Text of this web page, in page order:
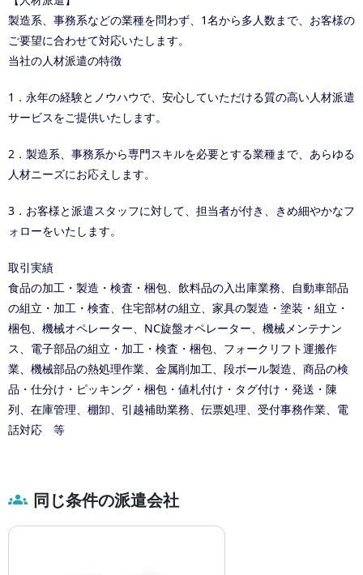
製造系、事務系などの業種を問わず、1名から多人数まで、お客様の
ご要望に合わせて対応いたします。
当社の人材派遣の特徴
1．永年の経験とノウハウで、安心していただける質の高い人材派遣
サービスをご提供いたします。
2．製造系、事務系から専門スキルを必要とする業種まで、あらゆる
人材ニーズにお応えします。
3．お客様と派遣スタッフに対して、担当者が付き、きめ細やかなフ
ォローをいたします。
取引実績
食品の加工・製造・検査・梱包、飲料品の入出庫業務、自動車部品
の組立・加工・検査、住宅部材の組立、家具の製造・塗装・組立・
梱包、機械オペレーター、NC旋盤オペレーター、機械メンテナン
ス、電子部品の組立・加工・検査・梱包、フォークリフト運搬作
業、機械部品の熱処理作業、金属削加工、段ボール製造、商品の検
品・仕分け・ピッキング・梱包・値札付け・タグ付け・発送・陳
列、在庫管理、棚卸、引越補助業務、伝票処理、受付事務作業、電
話対応 等
同じ条件の派遣会社